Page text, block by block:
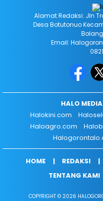
Alamat Redaksi: Jln
Desa Botutonuo
Email:
HALO
Halokini.com
Haloagro.com
HOME REDAKSI
TENTANG KAMI
COPYRIGHT © 2026